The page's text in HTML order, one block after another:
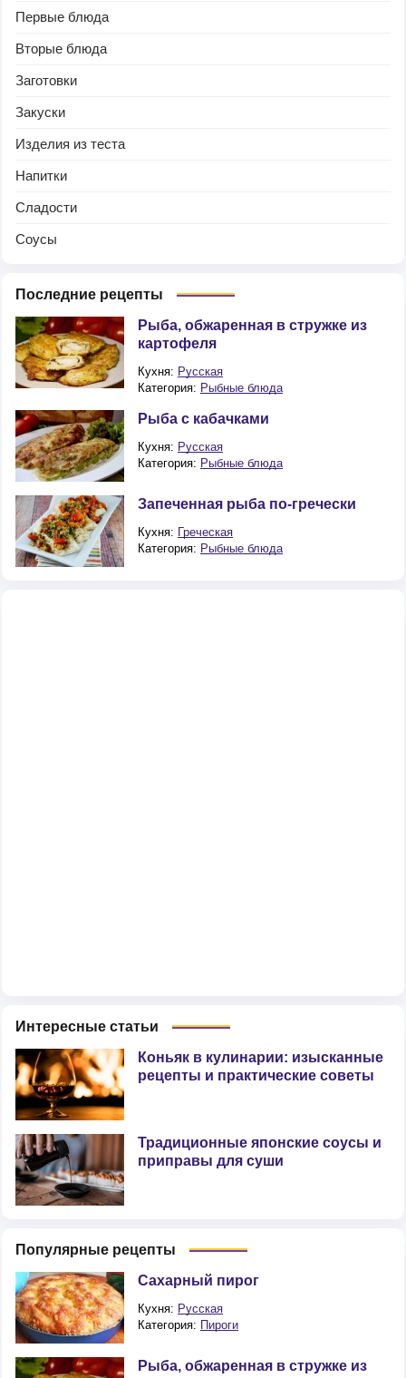
Первые блюда
Вторые блюда
Заготовки
Закуски
Изделия из теста
Напитки
Сладости
Соусы
Последние рецепты
Рыба, обжаренная в стружке из
картофеля
Кухня: Русская
Категория: Рыбные блюда
Рыба с кабачками
Кухня: Русская
Категория: Рыбные блюда
Запеченная рыба по-гречески
Кухня: Греческая
Категория: Рыбные блюда
Интересные статьи
Коньяк в кулинарии: изысканные
рецепты и практические советы
Традиционные японские соусы и
приправы для суши
Популярные рецепты
Сахарный пирог
Кухня: Русская
Категория: Пироги
Рыба, обжаренная в стружке из